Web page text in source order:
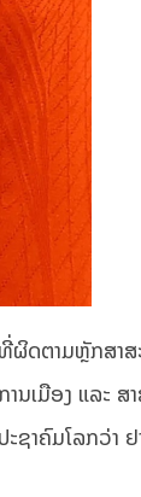
ຜິດຕາມຫຼັກສາ
ເມືອງ ແລະ ສ
າຄົມໂລກວ່າ